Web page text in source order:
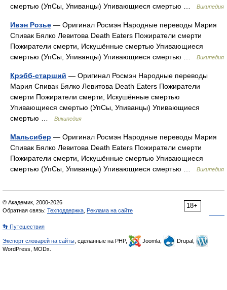
смертью (УпСы, Упиванцы) Упивающиеся смертью …
Википедия
Ивэн Розье — Оригинал Росмэн Народные переводы Мария
Спивак Бялко Левитова Death Eaters Пожиратели смерти
Пожиратели смерти, Искушённые смертью Упивающиеся
смертью (УпСы, Упиванцы) Упивающиеся смертью …
Википедия
Крэбб-старший — Оригинал Росмэн Народные переводы
Мария Спивак Бялко Левитова Death Eaters Пожиратели
смерти Пожиратели смерти, Искушённые смертью
Упивающиеся смертью (УпСы, Упиванцы) Упивающиеся
смертью …
Википедия
Мальсибер — Оригинал Росмэн Народные переводы Мария
Спивак Бялко Левитова Death Eaters Пожиратели смерти
Пожиратели смерти, Искушённые смертью Упивающиеся
смертью (УпСы, Упиванцы) Упивающиеся смертью …
Википедия
18+
© Академик, 2000-2026
Обратная связь: Техподдержка Реклама на сайте
👣 Путешествия
Экспорт словарей на сайты , сделанные на PHP, Joomla,
Drupal,
WordPress, MODx.